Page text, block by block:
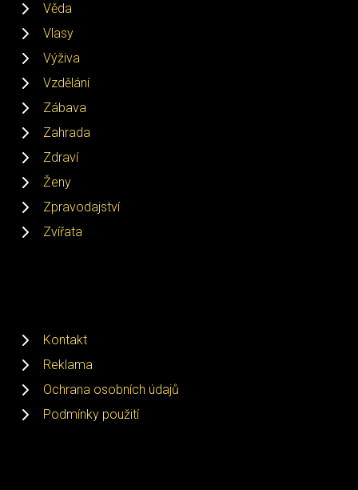
Věda
Vlasy
Výživa
Vzdělání
Zábava
Zahrada
Zdraví
Ženy
Zpravodajství
Zvířata
Kontakt
Reklama
Ochrana osobních údajů
Podmínky použití